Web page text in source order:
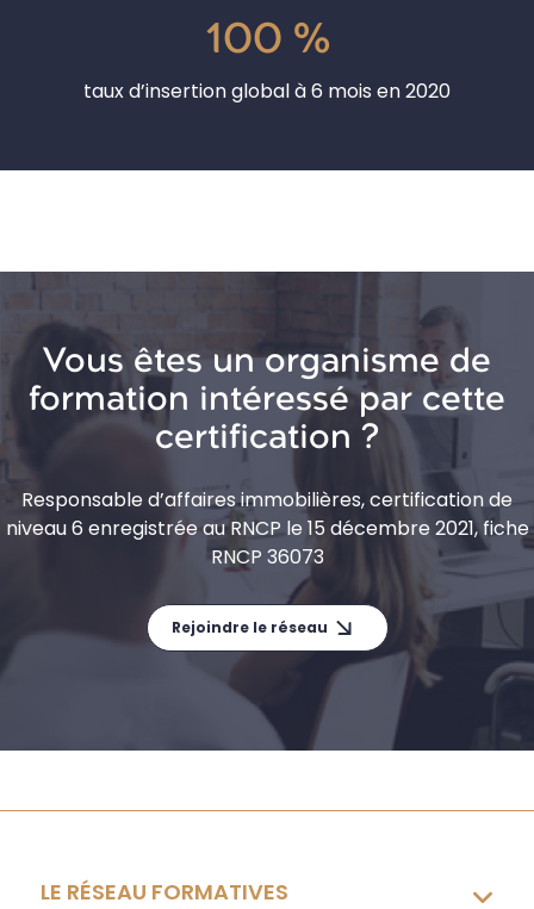
100 %
taux d’insertion global à 6 mois en 2020
Vous êtes un organisme de
formation intéressé par cette
certification ?
Responsable d’affaires immobilières, certification de
niveau 6 enregistrée au RNCP le 15 décembre 2021, fiche
RNCP 36073
Rejoindre le réseau
LE RÉSEAU FORMATIVES